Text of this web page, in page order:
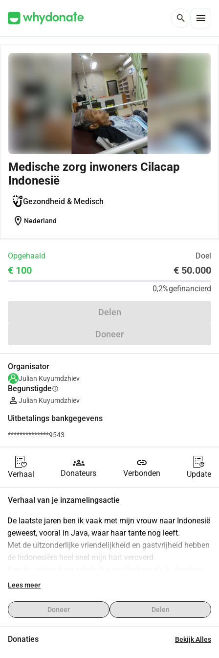
search menu
Medische zorg inwoners Cilacap
Indonesië
Gezondheid & Medisch
location_on Nederland
Opgehaald Doel
€ 100 € 50.000
0,2%gefinancierd
Delen
Doneer
Organisator
Julian Kuyumdzhiev
Begunstigdeinfo
Julian Kuyumdzhiev
Uitbetalings bankgegevens
**************9543
Verhaal
groups
Donateurs
link
Verbonden Update
Verhaal van je inzamelingsactie
De laatste jaren ben ik vaak met mijn vrouw naar Indonesië
geweest, vooral in Java, waar haar tante nog leeft.
Met de uitzonderlijke vriendelijkheid en gastvrijheid hebben
de Indonesiërs heel snel mijn hart veroverd.
van het ontbreken van medische hulp, vooral voor arme
zijn heel erg veel . Die niet verzekerden, moeten enorm hoge
kosten betalen voor elk medicijn, bezoek aan
De meeste kunnen het gewoon niet opbrengen. Ze kunnen
Lees meer
Doneer Delen
Donaties Bekijk Alles